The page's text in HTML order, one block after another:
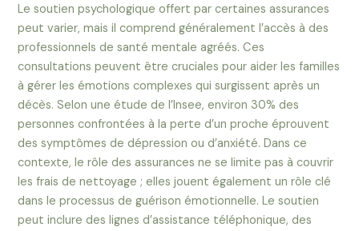
Le soutien psychologique offert par certaines assurances
peut varier, mais il comprend généralement l’accès à des
professionnels de santé mentale agréés. Ces
consultations peuvent être cruciales pour aider les familles
à gérer les émotions complexes qui surgissent après un
décès. Selon une étude de l’Insee, environ 30% des
personnes confrontées à la perte d’un proche éprouvent
des symptômes de dépression ou d’anxiété. Dans ce
contexte, le rôle des assurances ne se limite pas à couvrir
les frais de nettoyage ; elles jouent également un rôle clé
dans le processus de guérison émotionnelle. Le soutien
peut inclure des lignes d’assistance téléphonique, des